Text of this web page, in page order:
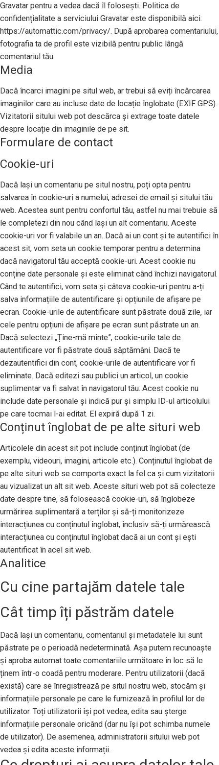
Gravatar pentru a vedea dacă îl folosești. Politica de
confidențialitate a serviciului Gravatar este disponibilă aici:
https://automattic.com/privacy/. După aprobarea comentariului,
fotografia ta de profil este vizibilă pentru public lângă
comentariul tău.
Media
Dacă încarci imagini pe situl web, ar trebui să eviți încărcarea
imaginilor care au incluse date de locație înglobate (EXIF GPS).
Vizitatorii sitului web pot descărca și extrage toate datele
despre locație din imaginile de pe sit.
Formulare de contact
Cookie-uri
Dacă lași un comentariu pe situl nostru, poți opta pentru
salvarea în cookie-uri a numelui, adresei de email și sitului tău
web. Acestea sunt pentru confortul tău, astfel nu mai trebuie să
le completezi din nou când lași un alt comentariu. Aceste
cookie-uri vor fi valabile un an. Dacă ai un cont și te autentifici în
acest sit, vom seta un cookie temporar pentru a determina
dacă navigatorul tău acceptă cookie-uri. Acest cookie nu
conține date personale și este eliminat când închizi navigatorul.
Când te autentifici, vom seta și câteva cookie-uri pentru a-ți
salva informațiile de autentificare și opțiunile de afișare pe
ecran. Cookie-urile de autentificare sunt păstrate două zile, iar
cele pentru opțiuni de afișare pe ecran sunt păstrate un an.
Dacă selectezi „Ține-mă minte”, cookie-urile tale de
autentificare vor fi păstrate două săptămâni. Dacă te
dezautentifici din cont, cookie-urile de autentificare vor fi
eliminate. Dacă editezi sau publici un articol, un cookie
suplimentar va fi salvat în navigatorul tău. Acest cookie nu
include date personale și indică pur și simplu ID-ul articolului
pe care tocmai l-ai editat. El expiră după 1 zi.
Conținut înglobat de pe alte situri web
Articolele din acest sit pot include conținut înglobat (de
exemplu, videouri, imagini, articole etc.). Conținutul înglobat de
pe alte situri web se comporta exact la fel ca și cum vizitatorii
au vizualizat un alt sit web. Aceste situri web pot să colecteze
date despre tine, să folosească cookie-uri, să înglobeze
urmărirea suplimentară a terților și să-ți monitorizeze
interacțiunea cu conținutul înglobat, inclusiv să-ți urmărească
interacțiunea cu conținutul înglobat dacă ai un cont și ești
autentificat în acel sit web.
Analitice
Cu cine partajăm datele tale
Cât timp îți păstrăm datele
Dacă lași un comentariu, comentariul și metadatele lui sunt
păstrate pe o perioadă nedeterminată. Așa putem recunoaște
și aproba automat toate comentariile următoare în loc să le
ținem într-o coadă pentru moderare. Pentru utilizatorii (dacă
există) care se înregistrează pe situl nostru web, stocăm și
informațiile personale pe care le furnizează în profilul lor de
utilizator. Toți utilizatorii își pot vedea, edita sau șterge
informațiile personale oricând (dar nu își pot schimba numele
de utilizator). De asemenea, administratorii sitului web pot
vedea și edita aceste informații.